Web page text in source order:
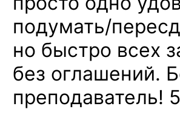
подумать/
но быстро всех
без оглашений.
преподаватель!